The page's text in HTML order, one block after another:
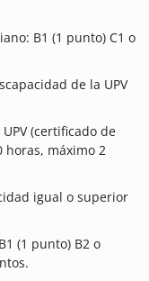
B1 (1 punto) C1 o
de la UPV
(certificado de
horas, máximo 2
igual o superior
(1 punto) B2 o